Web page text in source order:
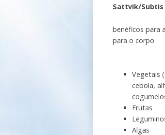
Sattvik/Subtis
benéficos para
para o corpo
Vegetais
cebola,
Frutas
Algas